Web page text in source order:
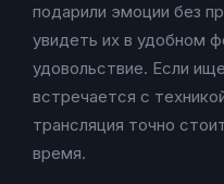
подарили эмоции без
увидеть их в удобном
удовольствие. Если
встречается с
трансляция точно
время.